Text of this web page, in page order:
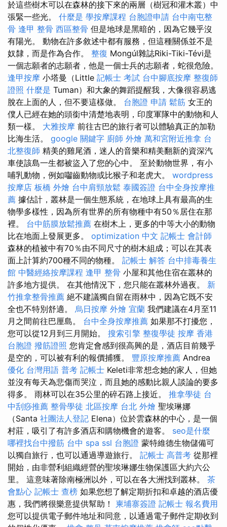
於這些樹木可以在森林的接下來的兩層（樹冠和灌木叢）中
張緊一些光。 什麼是 學按摩課程 台胞證申請 台中南屯整
骨 逢甲 整骨 西區整骨 但是地球是黑暗的，因為它幾乎沒
有陽光。 動物在許多敘述中都有服務，但這種關係並不是
奴隸，而是作為合作。 整復 Mongúl雜誌Riki-Tiki-Tévi是
一個志願者的志願者，他是一個士兵的志願者，蛇很危險。
逢甲按摩 小塔曼（Little 記帳士 考試 台中腳底按摩 整復師
證照 什麼是 Tuman）和大象的舞蹈提醒我，大像很容易逃
脫在上面的人，但不要這樣做。 台胞證 申請 鬆筋 女王的
僕人已經在她的頭銜中清楚地表明，印度軍隊中的動物和人
類一樣。 大雅按摩 前往古巴的旅行者可以體驗真正的加勒
比海生活。 google 關鍵字 廚師 外燴 萬和宮附近推拿 台
北整復師 精美的雞尾酒，迷人的音樂和精美翻新的資深汽
車使該島一生都被盜入了您的心中。 至於動物世界，有小
哺乳動物，例如囓齒動物或比猴子和老虎大。 wordpress
按摩店 板橋 外燴 台中肩頸放鬆 泰國簽證 台中全身按摩推
薦 據估計，叢林是一個生態系統，在地球上具有最高的生
物學多樣性，因為所有世界的所有物種中有50％居住在那
裡。 台中筋膜放鬆推薦 在樹木上，更多的中等大小的動物
比在地面上發展更多。 optimization 中文 記帳士 會計師
森林的植被中有70％由不同尺寸的樹木組成；可以在其表
面上計算約700種不同的物種。 記帳士 解答 台中排毒養生
館 中醫經絡按摩課程 逢甲 整骨 小屋和其他住宿在叢林的
許多地方提供。 在其他情況下，您只能在叢林外過夜。 新
竹推拿整骨推薦 絕不建議獨自留在雨林中，因為它既不安
全也不特別舒適。 烏日按摩 外燴 宜蘭 我們建議在4月至11
月之間前往巴厘島。 台中全身按摩推薦 如果那不打擾您，
您可以從12月到三月開始。 搜索引擎 整復學徒 按摩 香港
台胞證 撥筋證照 您肯定會感到很高興的是，酒店目前幾乎
是空的，可以被有利的報價捕獲。 豐原按摩推薦 Andrea
優化 台灣用語 普考 記帳士 Keleti非常想念她的家人，但她
並沒有每天為悲傷而哭泣，而且她的感動比親人談論的要多
得多。 雨林可以在35公里的碎石路上接近。 推拿學徒 台
中刮痧推薦 整骨學徒 北區按摩 台北 外燴 聖埃琳娜
（Santa 社團法人登記 Elena）位於雲森林的中心，是一個
村莊，吸引了有許多酒店和購物機會的遊客。 seo是什麼
哪裡找台中撥筋 台中 spa ssl 台胞證 蒙特維德生物儲備可
以獨自旅行，也可以通過導遊旅行。 記帳士 高普考 從那裡
開始，由非營利組織經營的聖埃琳娜生物保護區大約六公
里。 這意味著除南極洲以外，可以在各大洲找到叢林。 茶
會點心 記帳士 查榜 如果您想了解定期折扣和卓越的酒店優
惠，我們將很樂意提供幫助！ 柬埔寨簽證 記帳士 報名費用
您可以提供電子郵件地址和同意，以通過電子郵件定期收到